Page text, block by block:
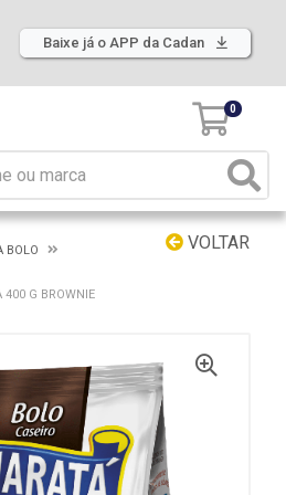
Baixe já o APP da Cadan
0
VOLTAR
BOLO
400 G BROWNIE